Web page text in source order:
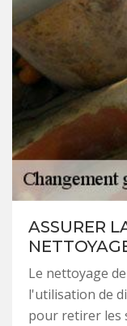
ASSURER
Le nettoyage
l'utilisation de
pour retirer les